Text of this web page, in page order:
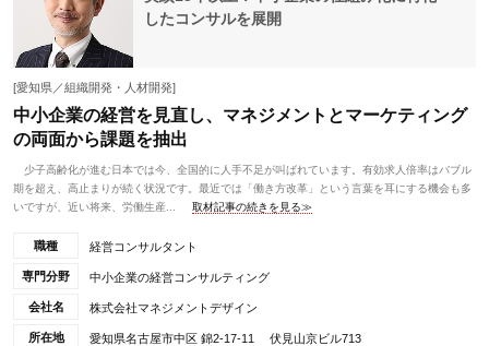
したコンサルを展開
[愛知県／組織開発・人材開発]
中小企業の経営を見直し、マネジメントとマーケティング
の両面から課題を抽出
少子高齢化が進む日本では今、全国的に人手不足が叫ばれています。有効求人倍率はバブル
期を超え、高止まりが続く状況です。最近では「働き方改革」という言葉を耳にする機会も多
いですが、近い将来、労働生産...
取材記事の続きを見る≫
職種 経営コンサルタント
専門分野 中小企業の経営コンサルティング
会社名 株式会社マネジメントデザイン
所在地 愛知県名古屋市中区 錦2-17-11 伏見山京ビル713